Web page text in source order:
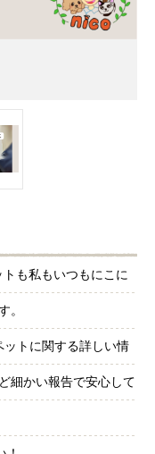
も私もいつもにこに
。
トに関する詳しい情
細かい報告で安心して